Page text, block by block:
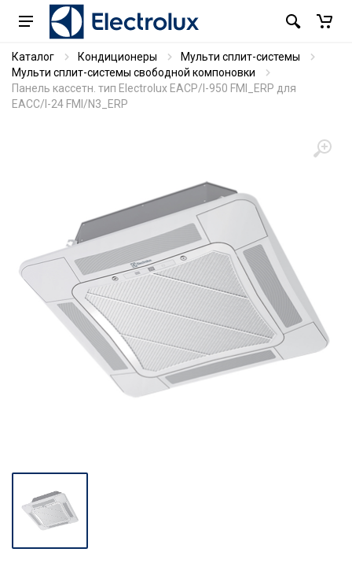
Каталог Кондиционеры
Мульти сплит-системы
Мульти сплит-системы свободной компоновки
Панель кассетн. тип Electrolux EACP/I-950 FMI_ERP для
ЕАCC/I-24 FMI/N3_ERP